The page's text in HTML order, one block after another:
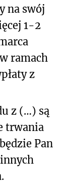
na swój
1-2
ramach
z
z (…) są
trwania
Pan